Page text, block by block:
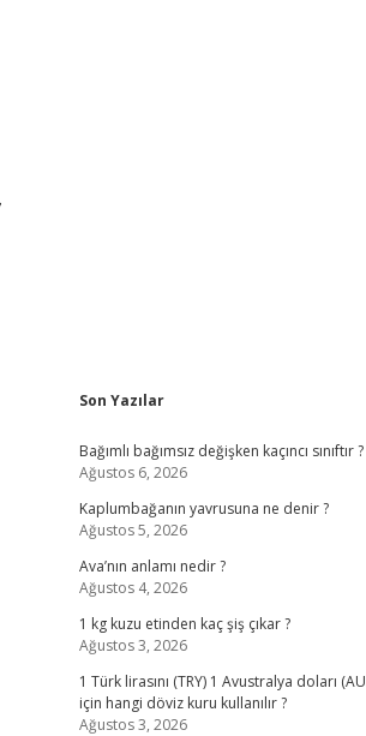
Sidebar
Son Yazılar
Bağımlı bağımsız değişken kaçıncı sınıftır ?
Ağustos 6, 2026
Kaplumbağanın yavrusuna ne denir ?
Ağustos 5, 2026
Ava’nın anlamı nedir ?
Ağustos 4, 2026
1 kg kuzu etinden kaç şiş çıkar ?
Ağustos 3, 2026
1 Türk lirasını (TRY) 1 Avustralya doları
için hangi döviz kuru kullanılır ?
Ağustos 3, 2026